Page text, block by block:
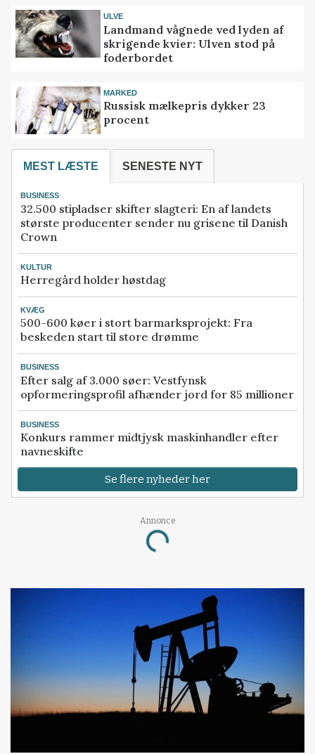
ULVE
Landmand vågnede ved lyden af
skrigende kvier: Ulven stod på
foderbordet
MARKED
Russisk mælkepris dykker 23
procent
MEST LÆSTE SENESTE NYT
BUSINESS
32.500 stipladser skifter slagteri: En af landets
største producenter sender nu grisene til Danish
Crown
KULTUR
Herregård holder høstdag
KVÆG
500-600 køer i stort barmarksprojekt: Fra
beskeden start til store drømme
BUSINESS
Efter salg af 3.000 søer: Vestfynsk
opformeringsprofil afhænder jord for 85 millioner
BUSINESS
Konkurs rammer midtjysk maskinhandler efter
navneskifte
Se flere nyheder her
Annonce
Loading...